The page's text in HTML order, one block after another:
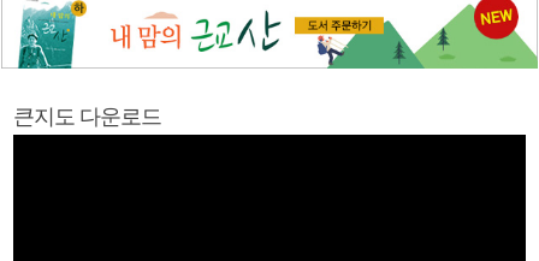
큰지도 다운로드